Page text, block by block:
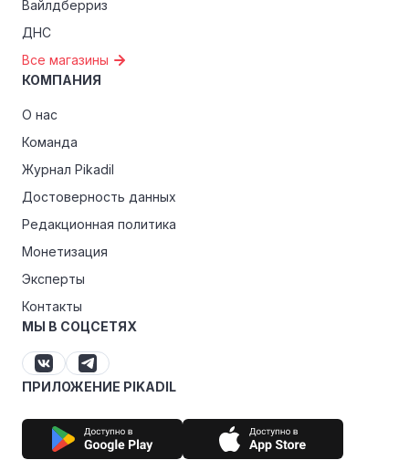
Вайлдберриз
ДНС
Все магазины
КОМПАНИЯ
О нас
Команда
Журнал Pikadil
Достоверность данных
Редакционная политика
Монетизация
Эксперты
Контакты
МЫ В СОЦСЕТЯХ
ПРИЛОЖЕНИЕ PIKADIL